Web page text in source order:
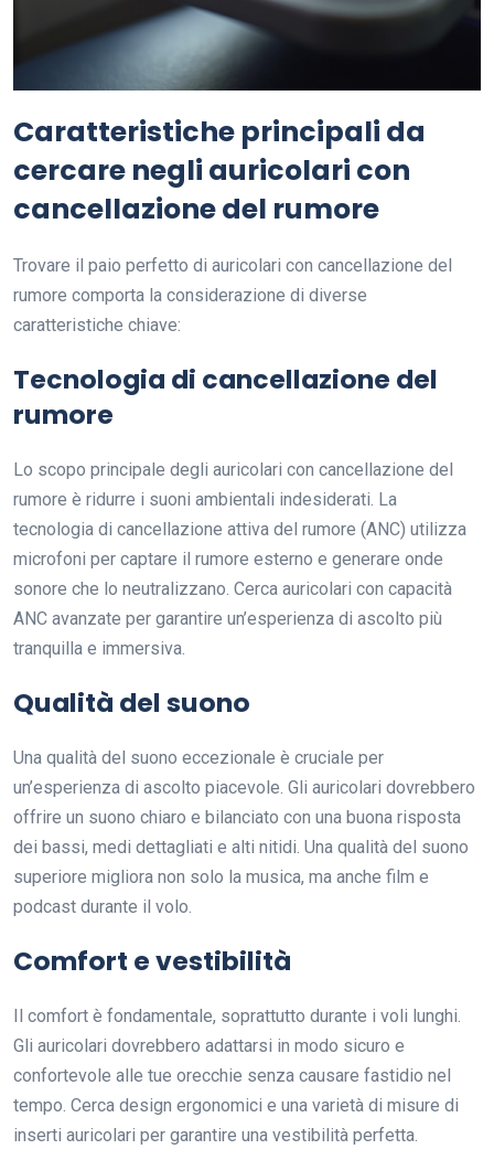
Caratteristiche principali da
cercare negli auricolari con
cancellazione del rumore
Trovare il paio perfetto di auricolari con cancellazione del
rumore comporta la considerazione di diverse
caratteristiche chiave:
Tecnologia di cancellazione del
rumore
Lo scopo principale degli auricolari con cancellazione del
rumore è ridurre i suoni ambientali indesiderati. La
tecnologia di cancellazione attiva del rumore (ANC) utilizza
microfoni per captare il rumore esterno e generare onde
sonore che lo neutralizzano. Cerca auricolari con capacità
ANC avanzate per garantire un’esperienza di ascolto più
tranquilla e immersiva.
Qualità del suono
Una qualità del suono eccezionale è cruciale per
un’esperienza di ascolto piacevole. Gli auricolari dovrebbero
offrire un suono chiaro e bilanciato con una buona risposta
dei bassi, medi dettagliati e alti nitidi. Una qualità del suono
superiore migliora non solo la musica, ma anche film e
podcast durante il volo.
Comfort e vestibilità
Il comfort è fondamentale, soprattutto durante i voli lunghi.
Gli auricolari dovrebbero adattarsi in modo sicuro e
confortevole alle tue orecchie senza causare fastidio nel
tempo. Cerca design ergonomici e una varietà di misure di
inserti auricolari per garantire una vestibilità perfetta.